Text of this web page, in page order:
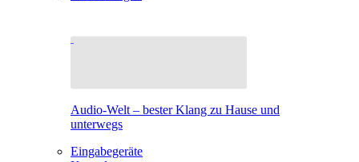
Audio-Welt – bester Klang zu Hause und
unterwegs
Eingabegeräte